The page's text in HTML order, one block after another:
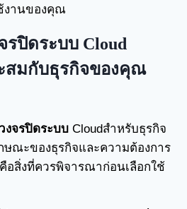
งานของคุณ
รปิดระบบ Cloud
สมกับธุรกิจของคุณ
งจรปิดระบบ Cloudสำหรับธุรกิจ
ณะของธุรกิจและความต้องการ
สิ่งที่ควรพิจารณาก่อนเลือกใช้